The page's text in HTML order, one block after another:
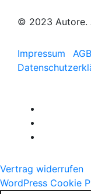
© 2023 Autore.
Impressum
Vertrag widerrufen
WordPress Cookie